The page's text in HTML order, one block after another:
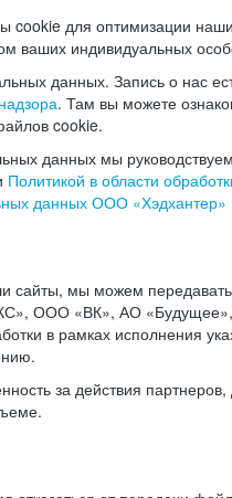
для оптимизации
ваших индивидуальных
данных. Запись о нас
. Там вы можете
cookie.
данных мы
Политикой в области
данных ООО «Хэдхантер»
сайты, мы можем
ООО «ВК», АО
в рамках исполнения
за действия